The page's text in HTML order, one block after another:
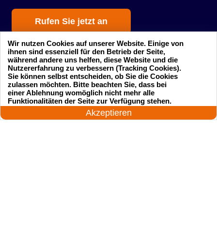
Rufen Sie jetzt an
Startseite Einsatzgebiete
Preise
24 Stunden am Tag
Akzeptieren
Wir nutzen Cookies auf unserer Website. Einige von
ihnen sind essenziell für den Betrieb der Seite,
während andere uns helfen, diese Website und die
Nutzererfahrung zu verbessern (Tracking Cookies).
Sie können selbst entscheiden, ob Sie die Cookies
zulassen möchten. Bitte beachten Sie, dass bei
einer Ablehnung womöglich nicht mehr alle
Funktionalitäten der Seite zur Verfügung stehen.